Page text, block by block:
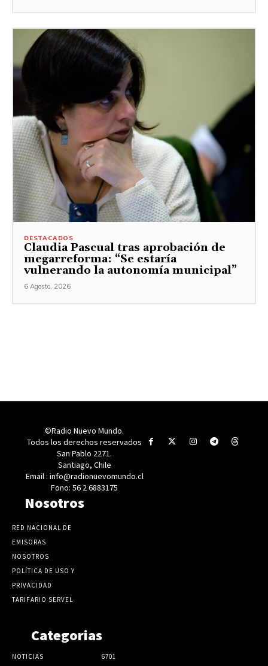
DESTACADOS
Claudia Pascual tras aprobación de
megarreforma: “Se estaría
vulnerando la autonomía municipal”
6 Agosto, 2026
©Radio Nuevo Mundo.
Todos los derechos reservados
San Pablo 2271.
Santiago, Chile
Email : info@radionuevomundo.cl
Fono: 56 2 6883175
Nosotros
RED NACIONAL DE
EMISORAS
NOSOTROS
POLÍTICA DE USO Y
PRIVACIDAD
TARIFARIO SERVEL
Categorias
NOTICIAS 6701